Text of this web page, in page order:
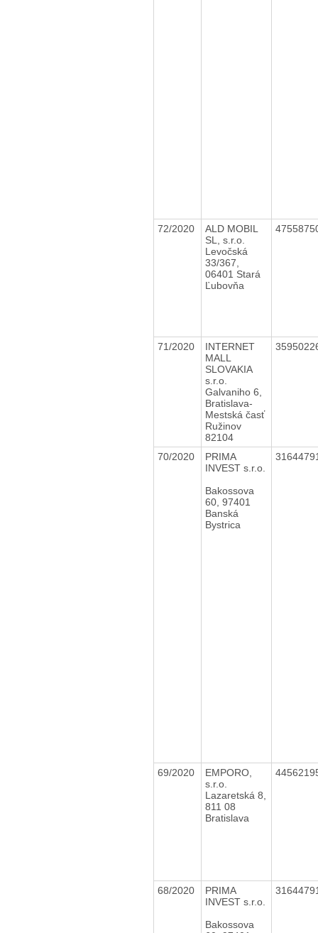
72/2020
ALD MOBIL
SL, s.r.o.
Levočská
33/367,
06401 Stará
Ľubovňa
71/2020
INTERNET
MALL
SLOVAKIA
s.r.o.
Galvaniho 6,
Bratislava-
Mestská časť
Ružinov
82104
70/2020
PRIMA
INVEST s.r.o.
Bakossova
60, 97401
Banská
Bystrica
69/2020
EMPORO,
s.r.o.
Lazaretská 8,
811 08
Bratislava
68/2020
PRIMA
INVEST s.r.o.
Bakossova